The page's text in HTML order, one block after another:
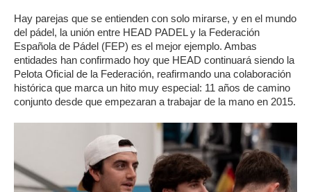
Hay parejas que se entienden con solo mirarse, y en el mundo
del pádel, la unión entre HEAD PADEL y la Federación
Española de Pádel (FEP) es el mejor ejemplo. Ambas
entidades han confirmado hoy que HEAD continuará siendo la
Pelota Oficial de la Federación, reafirmando una colaboración
histórica que marca un hito muy especial: 11 años de camino
conjunto desde que empezaran a trabajar de la mano en 2015.